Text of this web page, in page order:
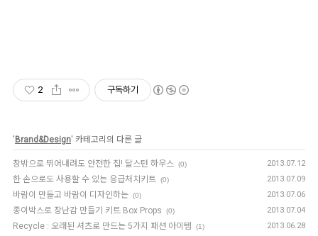
2 구독하기
' Brand&Design' 카테고리의 다른 글
창밖으로 뛰어내려도 안전한 집! 달스턴 하우스 (0) 2013.07.12
한 손으로도 사용할 수 있는 응급처치키트 (0) 2013.07.09
바람이 만들고 바람이 디자인하는 (0) 2013.07.06
종이박스로 장난감 만들기 키트 Box Props (0) 2013.07.04
Recycle : 오래된 셔츠로 만드는 5가지 패션 아이템 (1) 2013.06.28